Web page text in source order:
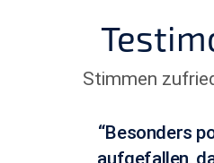
Stimmen
“Besonders
aufgefallen,